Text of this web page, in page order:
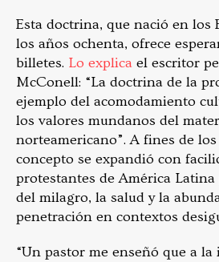
Esta doctrina, que nació en los
los años ochenta, ofrece
billetes. Lo explica el escritor
McConell: “La doctrina de la
ejemplo del acomodamiento
los valores mundanos del
norteamericano”. A fines de
concepto se expandió con
protestantes de América
del milagro, la salud y la
penetración en contextos
“Un pastor me enseñó que a